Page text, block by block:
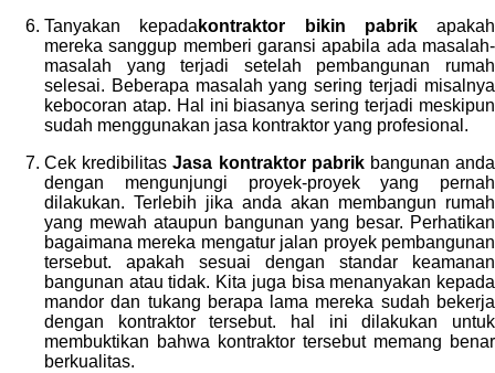
Tanyakan kepada kontraktor bikin pabrik apakah
mereka sanggup memberi garansi apabila ada masalah-
masalah yang terjadi setelah pembangunan rumah
selesai. Beberapa masalah yang sering terjadi misalnya
kebocoran atap. Hal ini biasanya sering terjadi meskipun
sudah menggunakan jasa kontraktor yang profesional.
Cek kredibilitasJasa kontraktor pabrik bangunan anda
dengan mengunjungi proyek-proyek yang pernah
dilakukan. Terlebih jika anda akan membangun rumah
yang mewah ataupun bangunan yang besar. Perhatikan
bagaimana mereka mengatur jalan proyek pembangunan
tersebut. apakah sesuai dengan standar keamanan
bangunan atau tidak. Kita juga bisa menanyakan kepada
mandor dan tukang berapa lama mereka sudah bekerja
dengan kontraktor tersebut. hal ini dilakukan untuk
membuktikan bahwa kontraktor tersebut memang benar
berkualitas.